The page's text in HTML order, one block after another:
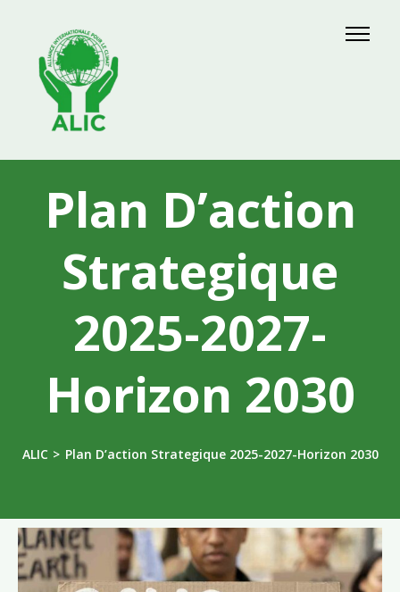
Plan D’action
Strategique
2025-2027-
Horizon 2030
ALIC> Plan D’action Strategique 2025-2027-Horizon 2030